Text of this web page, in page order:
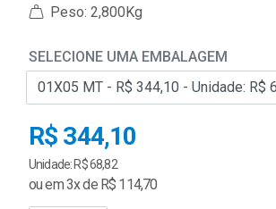
Peso: 2,800Kg
SELECIONE UMA EMBALAGEM
R$ 344,10
Unidade: R$ 68,82
ou em 3x de R$ 114,70